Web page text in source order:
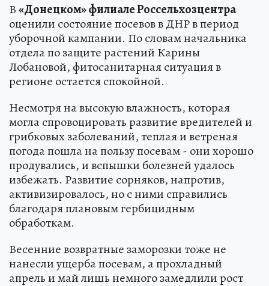
В«Донецком» филиале Россельхозцентра
оценили состояние посевов в ДНР в период
уборочной кампании. По словам начальника
отдела по защите растений Карины
Лобановой, фитосанитарная ситуация в
регионе остается спокойной.
Несмотря на высокую влажность, которая
могла спровоцировать развитие вредителей и
грибковых заболеваний, теплая и ветреная
погода пошла на пользу посевам - они хорошо
продувались, и вспышки болезней удалось
избежать. Развитие сорняков, напротив,
активизировалось, но с ними справились
благодаря плановым гербицидным
обработкам.
Весенние возвратные заморозки тоже не
нанесли ущерба посевам, а прохладный
апрель и май лишь немного замедлили рост